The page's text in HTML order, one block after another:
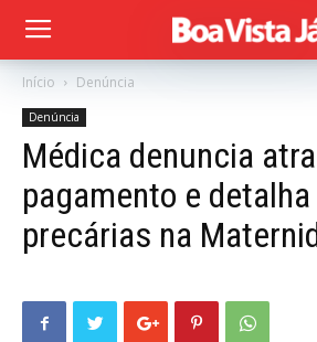
Início Denúncia
Denúncia
Médica denuncia
pagamento e
precárias na